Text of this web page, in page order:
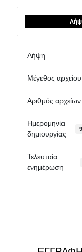
Λήψη
Μέγεθος αρχείου
Αριθμός αρχείων
Ημερομηνία
δημιουργίας
Τελευταία
ενημέρωση